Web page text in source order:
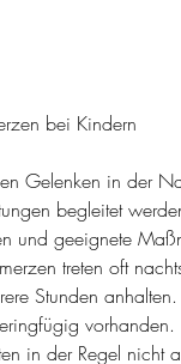
bei Kindern
Gelenken in der
begleitet
und geeignete
treten oft
Stunden
in der Regel nicht